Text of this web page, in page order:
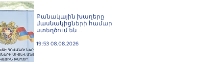
Բանակային խաղերը
մասնակիցների համար
ստեղծում են
հարթակներ և
19:53 08.08.2026